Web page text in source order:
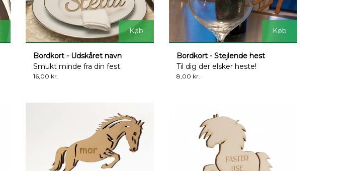
Køb
Bordkort - Udskåret navn
Smukt minde fra din fest.
16,00 kr.
Køb
Bordkort - Stejlende hest
Til dig der elsker heste!
8,00 kr.